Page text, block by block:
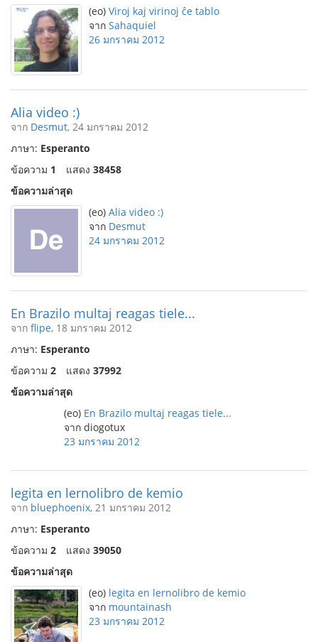
(eo) Viroj kaj virinoj ĉe tablo
จาก Sahaquiel
26 มกราคม 2012
Alia video :)
จาก Desmut, 24 มกราคม 2012
ภาษา: Esperanto
ข้อความ 1 แสดง 38458
ข้อความล่าสุด
(eo) Alia video :)
จาก Desmut
24 มกราคม 2012
En Brazilo multaj reagas tiele...
จาก flipe, 18 มกราคม 2012
ภาษา: Esperanto
ข้อความ 2 แสดง 37992
ข้อความล่าสุด
(eo) En Brazilo multaj reagas tiele...
จาก diogotux
23 มกราคม 2012
legita en lernolibro de kemio
จาก bluephoenix, 21 มกราคม 2012
ภาษา: Esperanto
ข้อความ 2 แสดง 39050
ข้อความล่าสุด
(eo) legita en lernolibro de kemio
จาก mountainash
23 มกราคม 2012